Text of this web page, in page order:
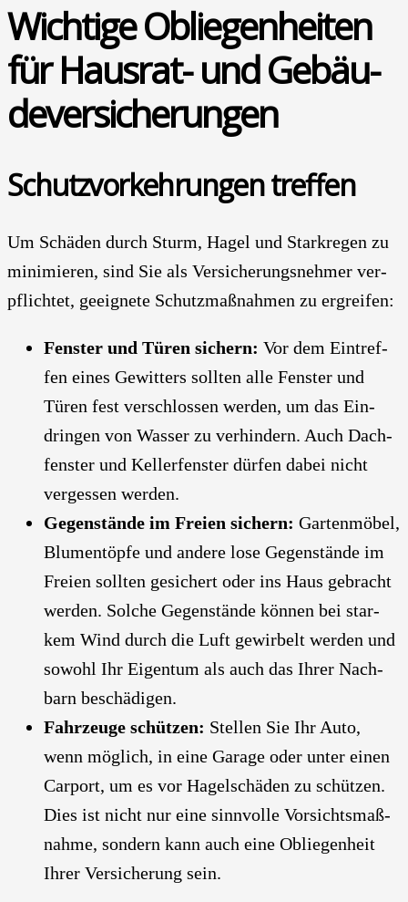
Wich­ti­ge Oblie­gen­hei­ten
für Haus­rat- und Gebäu­
de­ver­si­che­run­gen
Schutz­vor­keh­run­gen tref­fen
Um Schä­den durch Sturm, Hagel und Stark­re­gen zu
mini­mie­ren, sind Sie als Ver­si­che­rungs­neh­mer ver­
pflich­tet, geeig­ne­te Schutz­maß­nah­men zu ergrei­fen:
Fens­ter und Türen sichern: Vor dem Ein­tref­
fen eines Gewit­ters soll­ten alle Fens­ter und
Türen fest ver­schlos­sen wer­den, um das Ein­
drin­gen von Was­ser zu ver­hin­dern. Auch Dach­
fens­ter und Kel­ler­fens­ter dür­fen dabei nicht
ver­ges­sen wer­den.
Gegen­stän­de im Frei­en sichern: Gar­ten­mö­bel,
Blu­men­töp­fe und ande­re lose Gegen­stän­de im
Frei­en soll­ten gesi­chert oder ins Haus gebracht
wer­den. Sol­che Gegen­stän­de kön­nen bei star­
kem Wind durch die Luft gewir­belt wer­den und
sowohl Ihr Eigen­tum als auch das Ihrer Nach­
barn beschä­di­gen.
Fahr­zeu­ge schüt­zen: Stel­len Sie Ihr Auto,
wenn mög­lich, in eine Gara­ge oder unter einen
Car­port, um es vor Hagel­schä­den zu schüt­zen.
Dies ist nicht nur eine sinn­vol­le Vor­sichts­maß­
nah­me, son­dern kann auch eine Oblie­gen­heit
Ihrer Ver­si­che­rung sein.